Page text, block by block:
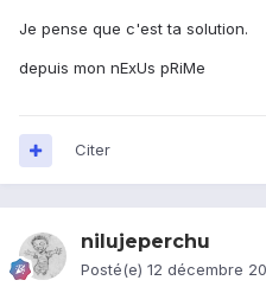
Je pense que c'est ta solution.
depuis mon nExUs pRiMe
Citer
nilujeperchu
Posté(e) 12 décembre